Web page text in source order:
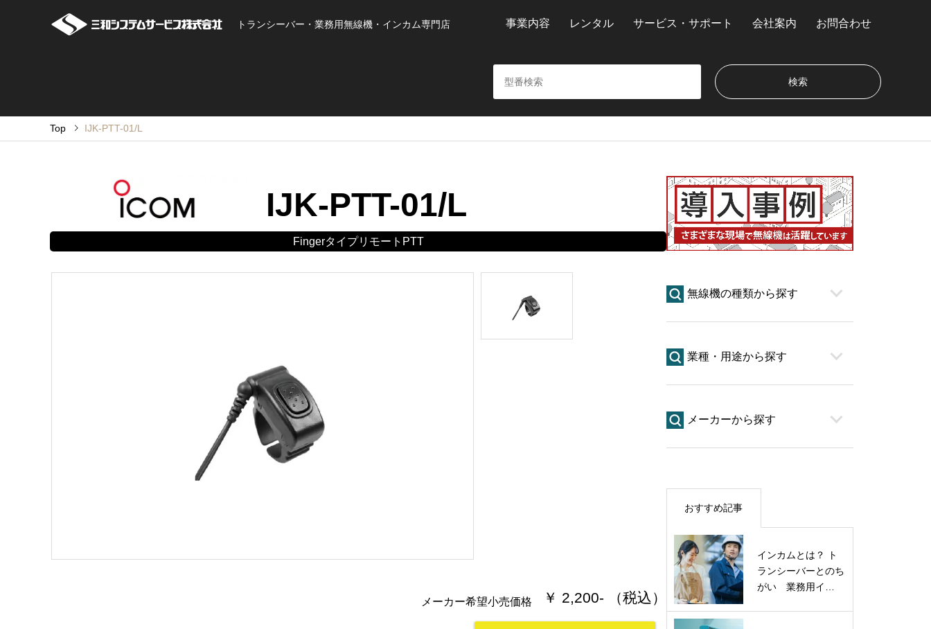
トランシーバー・業務用無線機・インカム専門店 事業内容 レンタル サービス・サポート 会社案内 お問合わせ
Top IJK-PTT-01/L
IJK-PTT-01/L
FingerタイプリモートPTT
メーカー希望小売価格 ￥ 2,200- （税込）
無線機の種類から探す
業種・用途から探す
メーカーから探す
おすすめ記事
インカムとは？ ト
ランシーバーとのち
がい 業務用イ…